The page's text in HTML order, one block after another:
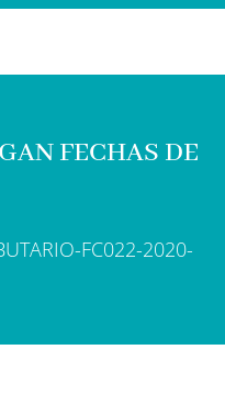
FECHAS DE
FC022-2020-